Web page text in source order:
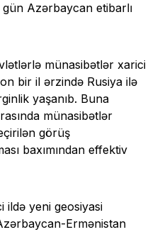
Azərbaycan etibarlı
münasibətlər xarici
bir il ərzində Rusiya ilə
yaşanıb. Buna
münasibətlər
görüş
baxımından effektiv
ildə yeni geosiyasi
Ermənistan